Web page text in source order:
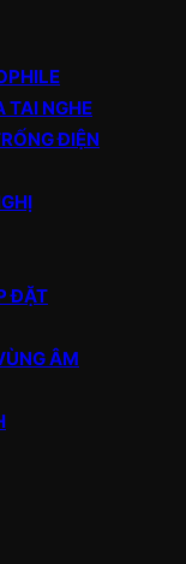
TAI NGHE
ĐIỆN
ĐẶT
ÂM